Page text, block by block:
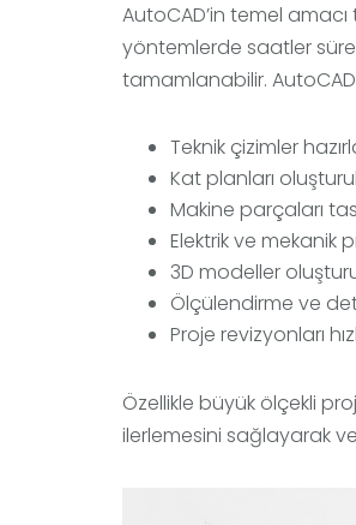
AutoCAD’in temel
yöntemlerde saatler
tamamlanabilir. AutoCAD
Teknik çizimler
Kat planları
Makine parçaları
Elektrik ve mekanik
3D modeller
Ölçülendirme ve
Proje revizyonları
Özellikle büyük ölçekli
ilerlemesini sağlayarak